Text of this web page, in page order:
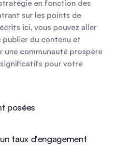
en fonction des
sur les points de
ici, vous pouvez aller
du contenu et
une communauté prospère
pour votre
posées
taux d'engagement